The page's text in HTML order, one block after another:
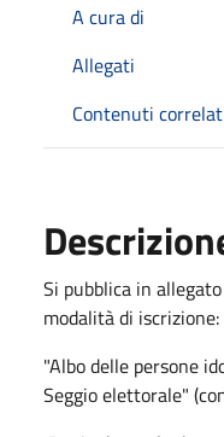
A cura di
Allegati
Contenuti
Si pubblica in
modalità di iscrizione:
"Albo delle persone
Seggio elettorale"